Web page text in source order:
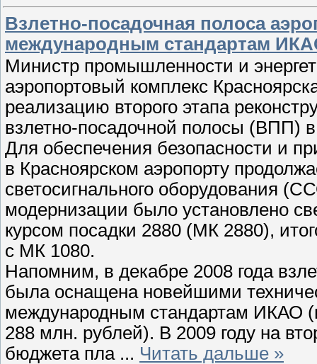
Взлетно-посадочная полоса
международным стандартам
Министр промышленности и
аэропортовый комплекс
реализацию второго этапа
взлетно-посадочной полосы (ВПП)
Для обеспечения безопасности и
в Красноярском аэропорту
светосигнального оборудования
модернизации было установлено
курсом посадки 2880 (МК 2880),
с МК 1080.
Напомним, в декабре 2008 года
была оснащена новейшими
международным стандартам ИКАО
288 млн. рублей). В 2009 году на
бюджета пла ... Читать дальше »